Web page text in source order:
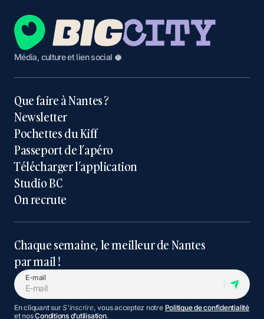
Média, culture et lien social 🥥
Que faire à Nantes ?
Newsletter
Pochettes du Kiff
Passeport de l’apéro
Télécharger l’application
Studio BC
On recrute
Chaque semaine, le meilleur de Nantes
par mail !
E-mail
En cliquant surS'inscrire, vous acceptez notre Politique de confidentialité
et nosConditions d’utilisation.